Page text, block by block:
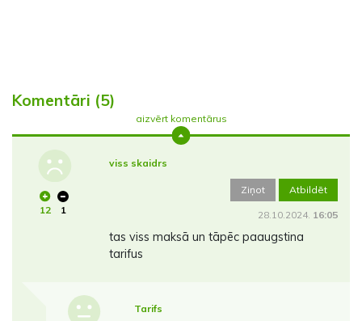
Komentāri (5)
aizvērt komentārus
12 1
viss skaidrs
Ziņot Atbildēt
28.10.2024. 16:05
tas viss maksā un tāpēc paaugstina
tarifus
Tarifs